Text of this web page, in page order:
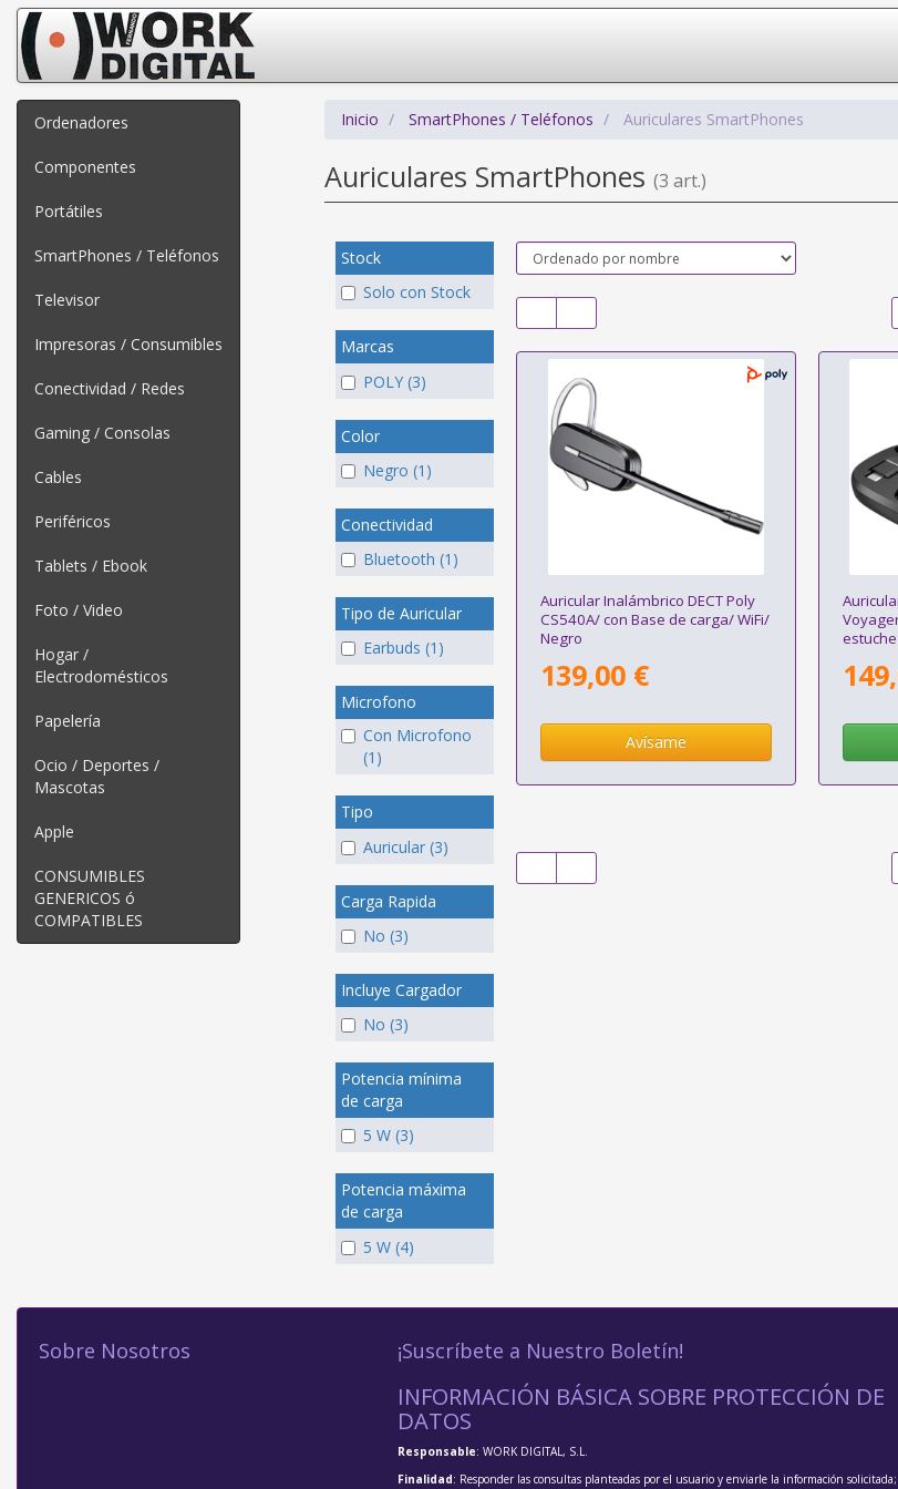
Ordenadores
Componentes
Portátiles
SmartPhones / Teléfonos
Televisor
Impresoras / Consumibles
Conectividad / Redes
Gaming / Consolas
Cables
Periféricos
Tablets / Ebook
Foto / Video
Hogar /
Electrodomésticos
Papelería
Ocio / Deportes /
Mascotas
Apple
CONSUMIBLES
GENERICOS ó
COMPATIBLES
Inicio SmartPhones / Teléfonos Auriculares SmartPhones
Auriculares SmartPhones (3 art.)
Stock
Solo con Stock
Marcas
POLY (3)
Color
Negro (1)
Conectividad
Bluetooth (1)
Tipo de Auricular
Earbuds (1)
Microfono
Con Microfono
(1)
Tipo
Auricular (3)
Carga Rapida
No (3)
Incluye Cargador
No (3)
Potencia mínima
de carga
5 W (3)
Potencia máxima
de carga
5 W (4)
Auricular Inalámbrico DECT Poly
CS540A/ con Base de carga/ WiFi/
Negro
139,00 €
Avísame
Sobre Nosotros ¡Suscríbete a Nuestro Boletín!
INFORMACIÓN BÁSICA SOBRE PROTECCIÓN DE
DATOS
Responsable: WORK DIGITAL, S.L.
Finalidad: Responder las consultas planteadas por el usuario y enviarle la información solicitada;